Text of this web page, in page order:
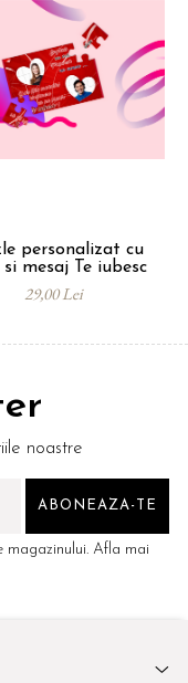
de plastic
in hartie
personalizat cu
si mesaj Te iubesc
29,00 Lei
noastre
magazinului. Afla mai